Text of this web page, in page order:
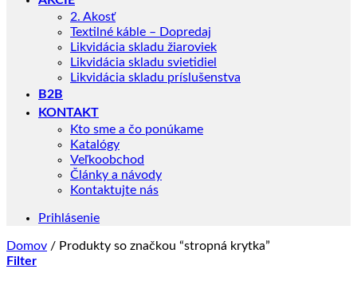
2. Akosť
Textilné káble – Dopredaj
Likvidácia skladu žiaroviek
Likvidácia skladu svietidiel
Likvidácia skladu príslušenstva
B2B
KONTAKT
Kto sme a čo ponúkame
Katalógy
Veľkoobchod
Články a návody
Kontaktujte nás
Prihlásenie
Domov / Produkty so značkou “stropná krytka”
Filter